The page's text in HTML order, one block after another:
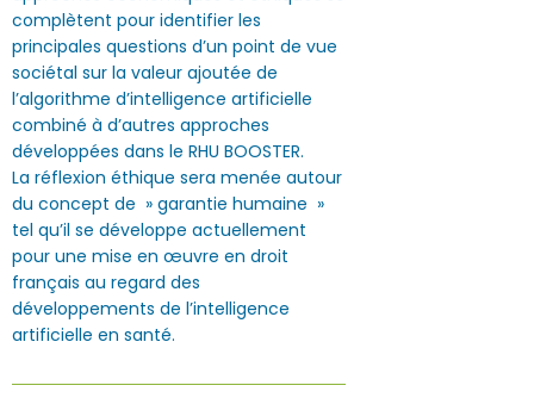
complètent pour identifier les
principales questions d’un point de vue
sociétal sur la valeur ajoutée de
l’algorithme d’intelligence artificielle
combiné à d’autres approches
développées dans le RHU BOOSTER.
La réflexion éthique sera menée autour
du concept de » garantie humaine »
tel qu’il se développe actuellement
pour une mise en œuvre en droit
français au regard des
développements de l’intelligence
artificielle en santé.